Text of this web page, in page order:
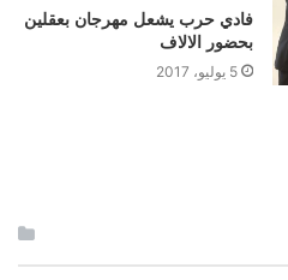
فادي حرب يشعل مهرجان بعقلين
بحضور الالاف
5 يوليو، 2017